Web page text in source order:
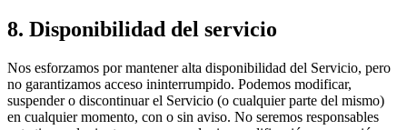
8. Disponibilidad del servicio
Nos esforzamos por mantener alta disponibilidad del Servicio, pero
no garantizamos acceso ininterrumpido. Podemos modificar,
suspender o discontinuar el Servicio (o cualquier parte del mismo)
en cualquier momento, con o sin aviso. No seremos responsables